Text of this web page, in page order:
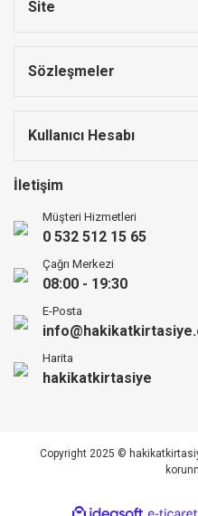
Site
Sözleşmeler
Kullanıcı Hesabı
İletişim
Müşteri Hizmetleri
0 532 512 15 65
Çağrı Merkezi
08:00 - 19:30
E-Posta
Harita
hakikatkirtasiye
Copyright 2025 ©